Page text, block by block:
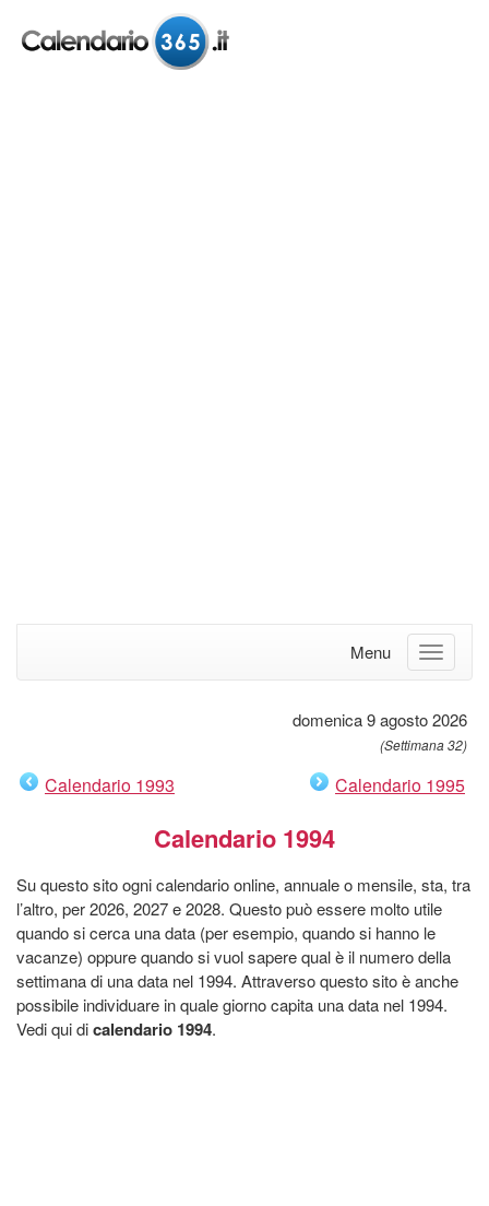
Menu
domenica 9 agosto 2026
(Settimana 32)
Calendario 1993 Calendario 1995
Calendario 1994
Su questo sito ogni calendario online, annuale o mensile, sta, tra
l’altro, per 2026, 2027 e 2028. Questo può essere molto utile
quando si cerca una data (per esempio, quando si hanno le
vacanze) oppure quando si vuol sapere qual è il numero della
settimana di una data nel 1994. Attraverso questo sito è anche
possibile individuare in quale giorno capita una data nel 1994.
Vedi qui dicalendario 1994.